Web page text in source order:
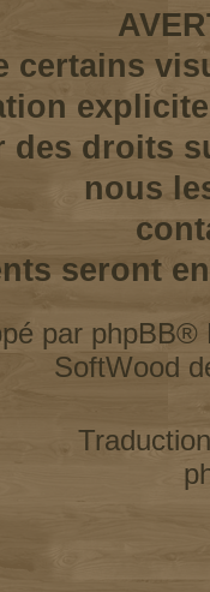
certains
des droits
nous
seront
par phpBB®
SoftWood